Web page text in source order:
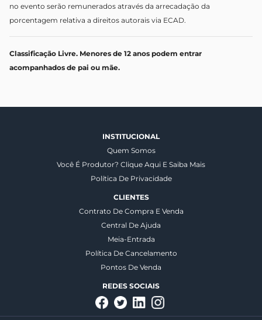
no evento serão remunerados através da arrecadação da
porcentagem relativa a direitos autorais via ECAD.
Classificação Livre. Menores de 12 anos podem entrar
acompanhados de pai ou mãe.
INSTITUCIONAL
Quem Somos
Você É Produtor? Clique Aqui E Saiba Mais
Política De Privacidade
CLIENTES
Contrato De Compra E Venda
Central De Ajuda
Meia-Entrada
Política De Cancelamento
Pontos De Venda
REDES SOCIAIS